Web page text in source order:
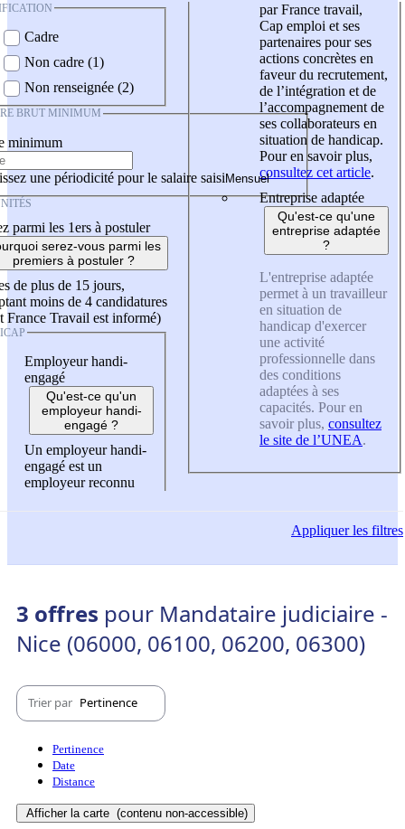
Cadre
Non cadre (1)
Non renseignée (2)
BRUT MINIMUM
minimum
une périodicité pour le salaire saisi
parmi les 1ers à postuler
serez-vous parmi les
premiers à postuler ?
de plus de 15 jours,
moins de 4 candidatures
France Travail est informé)
Employeur handi-
engagé
Qu'est-ce qu'un
employeur handi-
engagé ?
Un employeur handi-
engagé est un
employeur reconnu
par France travail,
Cap emploi et ses
partenaires pour ses
actions concrètes en
faveur du recrutement,
de l’intégration et de
l’accompagnement de
ses collaborateurs en
situation de handicap.
Pour en savoir plus,
consultez cet article.
Entreprise adaptée
Qu'est-ce qu'une
entreprise adaptée
?
L'entreprise adaptée
permet à un travailleur
en situation de
handicap d'exercer
une activité
professionnelle dans
des conditions
adaptées à ses
capacités. Pour en
savoir plus, consultez
le site de l’UNEA.
Appliquerles filtres
3 offres pour Mandataire judiciaire -
Nice (06000, 06100, 06200, 06300)
Trier par Pertinence
Pertinence
Date
Distance
Afficher la carte (contenu non-accessible)